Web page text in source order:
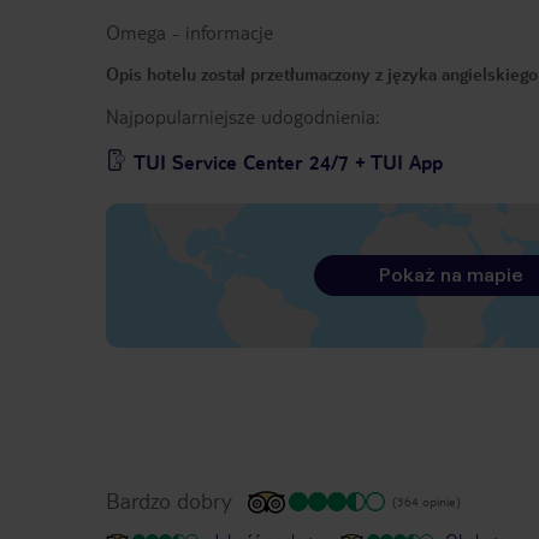
Omega - informacje
Opis hotelu został przetłumaczony z języka
Najpopularniejsze udogodnienia:
TUI Service Center 24/7 + TUI App
Pokaż na mapie
Bardzo dobry (364 opinie)